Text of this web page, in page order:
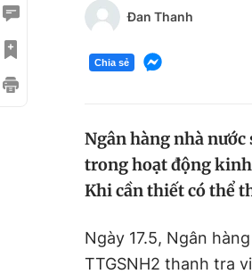
Đan Thanh
Chia sẻ
Ngân hàng nhà
trong hoạt động kinh
Khi cần thiết có thể
Ngày 17.5, Ngân
TTGSNH2 thanh tra